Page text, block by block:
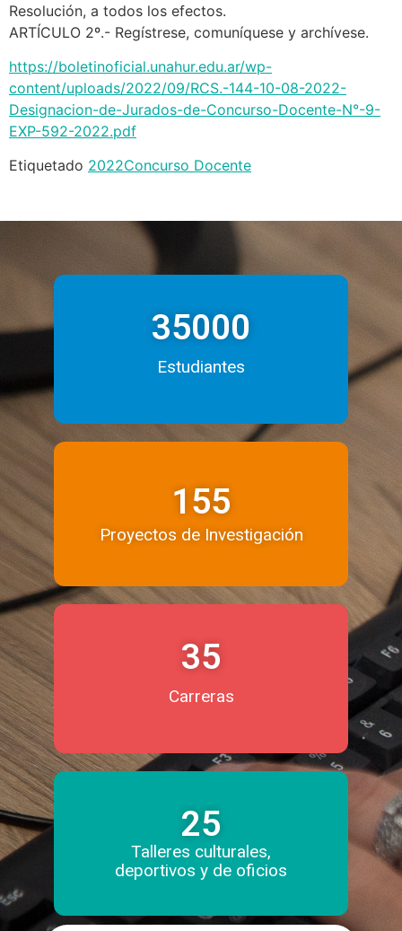
Resolución, a todos los efectos.
ARTÍCULO 2º.- Regístrese, comuníquese y archívese.
https://boletinoficial.unahur.edu.ar/wp-
content/uploads/2022/09/RCS.-144-10-08-2022-
Designacion-de-Jurados-de-Concurso-Docente-N°-9-
EXP-592-2022.pdf
Etiquetado 2022Concurso Docente
35000
Estudiantes
155
Proyectos de Investigación
35
Carreras
25
Talleres culturales,
deportivos y de oficios